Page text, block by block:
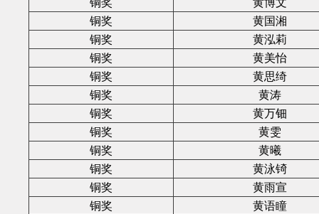
铜奖
黄国湘
铜奖
黄泓莉
铜奖
黄美怡
铜奖
黄思绮
铜奖
黄涛
铜奖
黄万钿
铜奖
黄雯
铜奖
黄曦
铜奖
黄泳锜
铜奖
黄雨宣
铜奖
黄语瞳